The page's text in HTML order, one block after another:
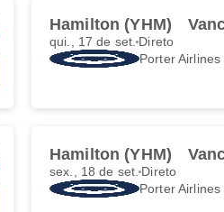
Hamilton (YHM)
qui., 17 de set. Direto
Porter Airlines
Hamilton (YHM)
sex., 18 de set. Direto
Porter Airlines